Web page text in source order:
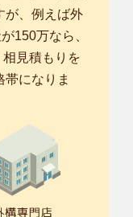
が、例えば外
150万なら、
見積もりを
になりま